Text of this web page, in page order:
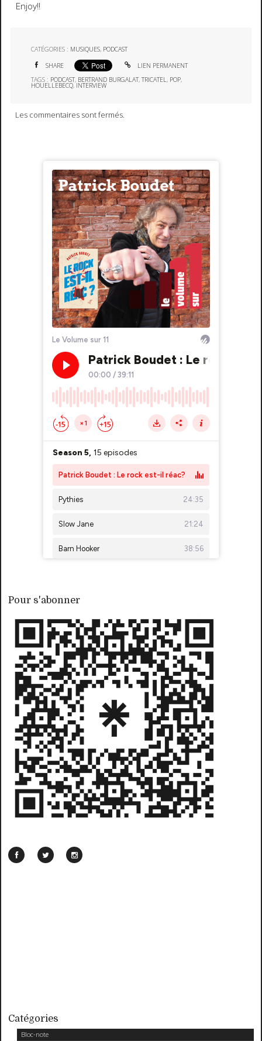
Pour s'abonner
Catégories
Bloc-note
Enjoy!!
CATÉGORIES : MUSIQUES, PODCAST
SHARE
LIEN PERMANENT
TAGS : PODCAST, BERTRAND BURGALAT,TRICATEL, POP,
HOUELLEBECQ, INTERVIEW
Les commentaires sont fermés.